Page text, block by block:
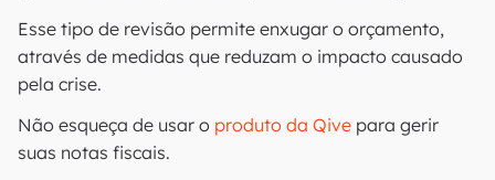
Esse tipo de revisão permite enxugar o orçamento,
através de medidas que reduzam o impacto causado
pela crise.
Não esqueça de usar o produto da Qive para gerir
suas notas fiscais.